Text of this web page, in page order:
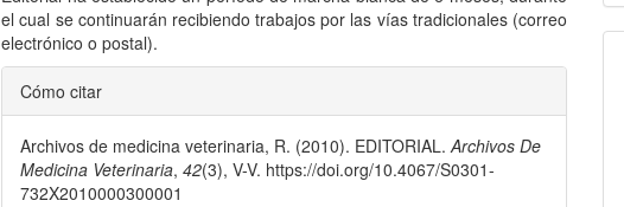
el cual se continuarán recibiendo trabajos por las vías tradicionales (correo
electrónico o postal).
Detalles
del
artículo
Cómo citar
Archivos de medicina veterinaria, R. (2010). EDITORIAL.Archivos De
Medicina Veterinaria,42(3), V-V. https://doi.org/10.4067/S0301-
732X2010000300001